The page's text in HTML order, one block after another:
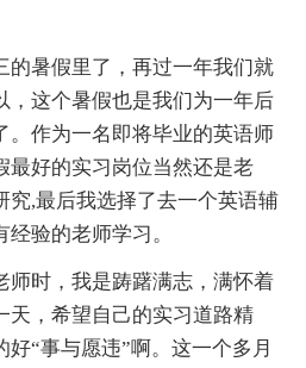
的暑假里了，再过一年我们就
，这个暑假也是我们为一年后
。作为一名即将毕业的英语师
最好的实习岗位当然还是老
究,最后我选择了去一个英语辅
验的老师学习。
师时，我是踌躇满志，满怀着
天，希望自己的实习道路精
“事与愿违”啊。这一个多月